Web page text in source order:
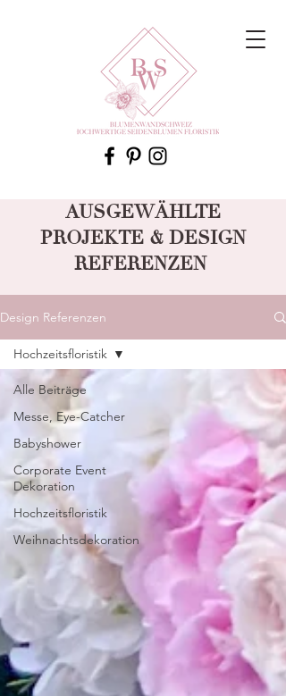
AUSGEWÄHLTE
PROJEKTE & DESIGN
REFERENZEN
Design Referenzen
Alle Beiträge
Messe, Eye-Catcher
Babyshower
Corporate Event
Dekoration
Hochzeitsfloristik
Weihnachtsdekoration
Hochzeitsfloristik